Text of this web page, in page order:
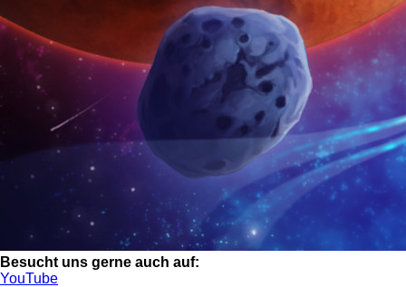
Besucht uns gerne auch auf:
YouTube